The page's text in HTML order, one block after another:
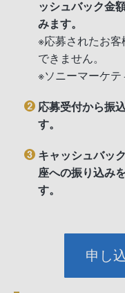
ッシュバック金
みます。
※応募されたお客
できません。
※ソニーマーケテ
応募受付から振
す。
キャッシュバッ
座への振り込み
す。
申し